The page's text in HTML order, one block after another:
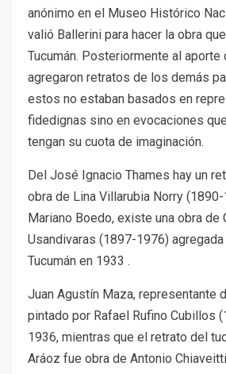
anónimo en el Museo Histórico
valió Ballerini para hacer la obra
Tucumán. Posteriormente al aporte
agregaron retratos de los demás
estos no estaban basados en
fidedignas sino en evocaciones
tengan su cuota de imaginación.
Del José Ignacio Thames hay un
obra de Lina Villarubia Norry (1890-
Mariano Boedo, existe una obra de
Usandivaras (1897-1976)
Tucumán en 1933 .
Juan Agustín Maza, representante
pintado por Rafael Rufino Cubillos
1936, mientras que el retrato del
Aráoz fue obra de Antonio